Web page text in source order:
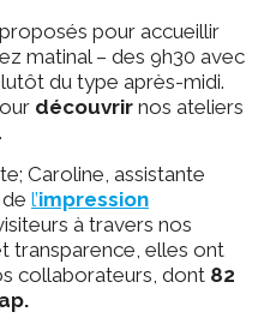
pour accueillir
matinal – des 9h30 avec
du type après-midi.
découvrir nos ateliers
.
Caroline, assistante
l’impression
à travers nos
transparence, elles ont
collaborateurs, dont 82